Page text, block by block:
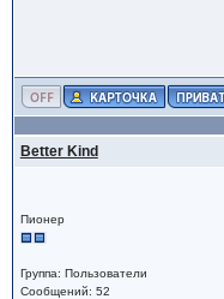
Better Kind
Пионер
Группа: Пользователи
Сообщений: 52